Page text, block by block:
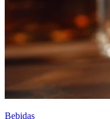
Bebidas